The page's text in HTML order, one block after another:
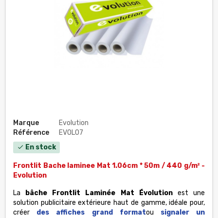
Marque
Evolution
Référence
EVOL07
check En stock
Frontlit Bache laminee Mat 1.06cm * 50m / 440 g/m² -
Evolution
La bâche Frontlit Laminée Mat Évolutionest une
solution publicitaire extérieure haut de gamme, idéale pour,
créer des affiches grand formatou signaler un